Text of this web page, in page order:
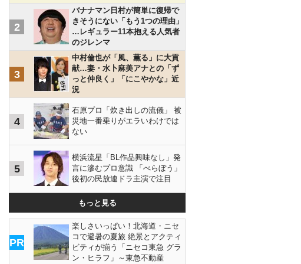
2
バナナマン日村が簡単に復帰で
きそうにない「もう1つの理由」
…レギュラー11本抱える人気者
のジレンマ
3
中村倫也が「風、薫る」に大貢
献…妻・水卜麻美アナとの「ず
っと仲良く」「にこやかな」近
況
4
石原プロ「炊き出しの流儀」 被
災地一番乗りがエラいわけでは
ない
5
横浜流星「BL作品興味なし」発
言に滲むプロ意識 「べらぼう」
後初の民放連ドラ主演で注目
もっと見る
PR
楽しさいっぱい！北海道・ニセ
コで避暑の夏旅 絶景とアクティ
ビティが揃う「ニセコ東急 グラ
ン・ヒラフ」～東急不動産